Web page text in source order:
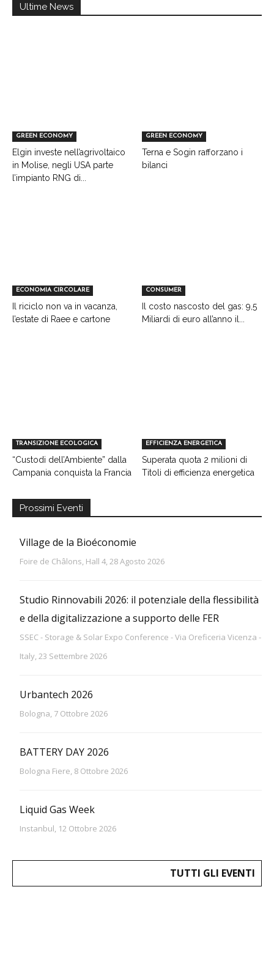
Ultime News
GREEN ECONOMY
Elgin investe nell’agrivoltaico
in Molise, negli USA parte
l’impianto RNG di...
GREEN ECONOMY
Terna e Sogin rafforzano i
bilanci
ECONOMIA CIRCOLARE
Il riciclo non va in vacanza,
l’estate di Raee e cartone
CONSUMER
Il costo nascosto del gas: 9,5
Miliardi di euro all’anno il...
TRANSIZIONE ECOLOGICA
“Custodi dell’Ambiente” dalla
Campania conquista la Francia
EFFICIENZA ENERGETICA
Superata quota 2 milioni di
Titoli di efficienza energetica
Prossimi Eventi
Village de la Bioéconomie
Foire de Châlons, Hall 4, 28 Agosto 2026
Studio Rinnovabili 2026: il potenziale della flessibilità
e della digitalizzazione a supporto delle FER
SSEC - Storage & Solar Expo Conference - Via Oreficeria Vicenza -
Italy, 23 Settembre 2026
Urbantech 2026
Bologna, 7 Ottobre 2026
BATTERY DAY 2026
Bologna Fiere, 8 Ottobre 2026
Liquid Gas Week
Instanbul, 12 Ottobre 2026
TUTTI GLI EVENTI